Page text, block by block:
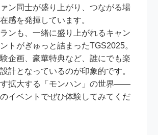
ン同士が盛り上がり、つながる場
感を発揮しています。
ンも、一緒に盛り上がれるキャン
トがぎゅっと詰まったTGS2025。
企画、豪華特典など、誰にでも楽
計となっているのが印象的です。
拡大する「モンハン」の世界――
イベントでぜひ体験してみてくだ